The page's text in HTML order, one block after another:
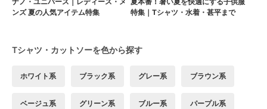
ンズ 夏の人気アイテム特集
特集｜Tシャツ・水着・甚平まで
Tシャツ・カットソーを色から探す
ホワイト系 ブラック系 グレー系 ブラウン系
ベージュ系 グリーン系 ブルー系 パープル系